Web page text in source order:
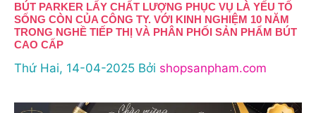
BÚT PARKER LẤY CHẤT LƯỢNG PHỤC VỤ LÀ YẾU TỐ
SỐNG CÒN CỦA CÔNG TY. VỚI KINH NGHIỆM 10 NĂM
TRONG NGHỀ TIẾP THỊ VÀ PHÂN PHỐI SẢN PHẨM BÚT
CAO CẤP
Thứ Hai, 14-04-2025 Bởi shopsanpham.com